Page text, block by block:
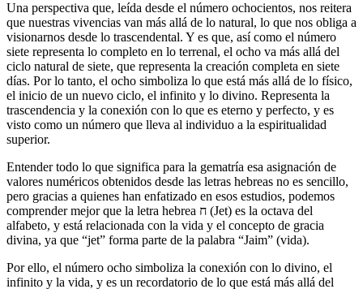
Una perspectiva que, leída desde el número ochocientos, nos reitera
que nuestras vivencias van más allá de lo natural, lo que nos obliga a
visionarnos desde lo trascendental. Y es que, así como el número
siete representa lo completo en lo terrenal, el ocho va más allá del
ciclo natural de siete, que representa la creación completa en siete
días. Por lo tanto, el ocho simboliza lo que está más allá de lo físico,
el inicio de un nuevo ciclo, el infinito y lo divino. Representa la
trascendencia y la conexión con lo que es eterno y perfecto, y es
visto como un número que lleva al individuo a la espiritualidad
superior.
Entender todo lo que significa para la gematría esa asignación de
valores numéricos obtenidos desde las letras hebreas no es sencillo,
pero gracias a quienes han enfatizado en esos estudios, podemos
comprender mejor que la letra hebrea ח (Jet) es la octava del
alfabeto, y está relacionada con la vida y el concepto de gracia
divina, ya que “jet” forma parte de la palabra “Jaim” (vida).
Por ello, el número ocho simboliza la conexión con lo divino, el
infinito y la vida, y es un recordatorio de lo que está más allá del